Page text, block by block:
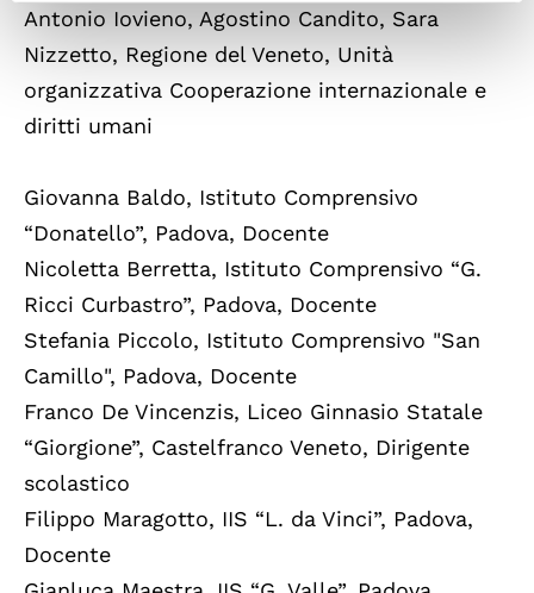
Antonio Iovieno, Agostino Candito, Sara
Nizzetto, Regione del Veneto, Unità
organizzativa Cooperazione internazionale e
diritti umani
Giovanna Baldo, Istituto Comprensivo
“Donatello”, Padova, Docente
Nicoletta Berretta, Istituto Comprensivo “G.
Ricci Curbastro”, Padova, Docente
Stefania Piccolo, Istituto Comprensivo "San
Camillo", Padova, Docente
Franco De Vincenzis, Liceo Ginnasio Statale
“Giorgione”, Castelfranco Veneto, Dirigente
scolastico
Filippo Maragotto, IIS “L. da Vinci”, Padova,
Docente